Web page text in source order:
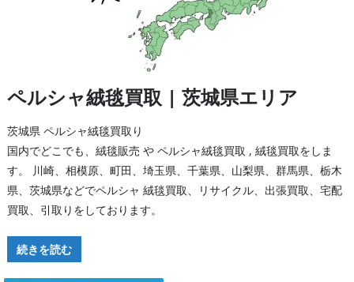
ペルシャ絨毯買取 | 茨城県エリア
茨城県 ペルシャ絨毯買取り
国内でどこでも、絨毯販売 や ペルシャ絨毯買取 , 絨毯買取をしま
す。 川崎、相模原、町田、埼玉県、千葉県、山梨県、群馬県、栃木
県、茨城県などでペルシャ 絨毯買取、リサイクル、出張買取、宅配
買取、引取りをしております。
続きを読む